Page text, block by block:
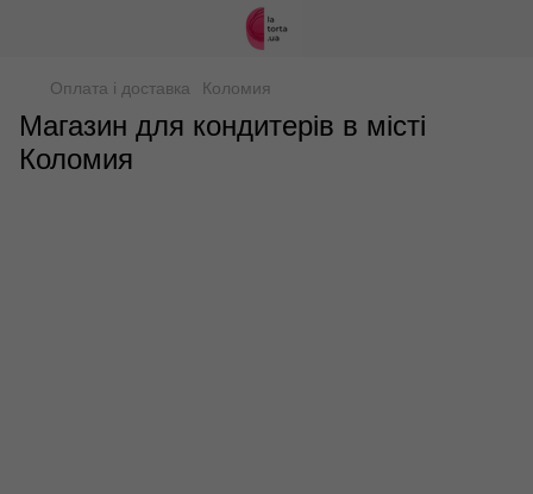
Оплата і доставка Коломия
Магазин для кондитерів в місті
Коломия